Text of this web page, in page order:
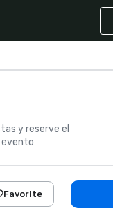
y reserve el
evento
Favorite